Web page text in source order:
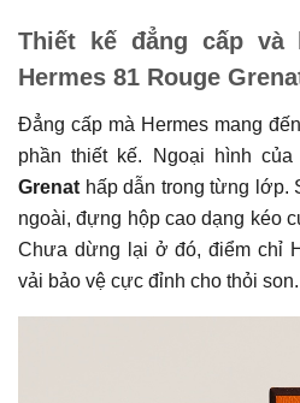
Thiết kế đẳng cấp và
Hermes 81 Rouge
Đẳng cấp mà Hermes mang
phần thiết kế. Ngoại hình của
Grenat hấp dẫn trong từng lớp.
ngoài, đựng hộp cao dạng kéo
Chưa dừng lại ở đó, điểm chỉ
vải bảo vệ cực đỉnh cho thỏi son.